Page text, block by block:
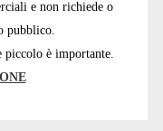
e non richiede o
pubblico.
piccolo è importante.